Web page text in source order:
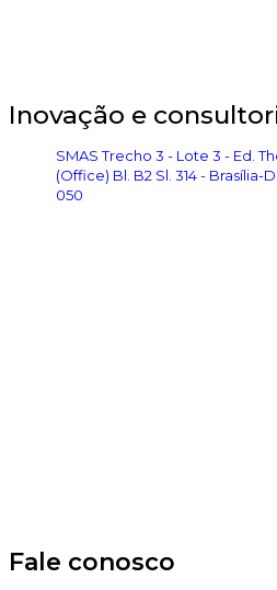
Inovação e
SMAS Trecho 3 - Lote 3 - Ed.
(Office) Bl. B2 Sl. 314 - Brasília-
050
Fale conosco​